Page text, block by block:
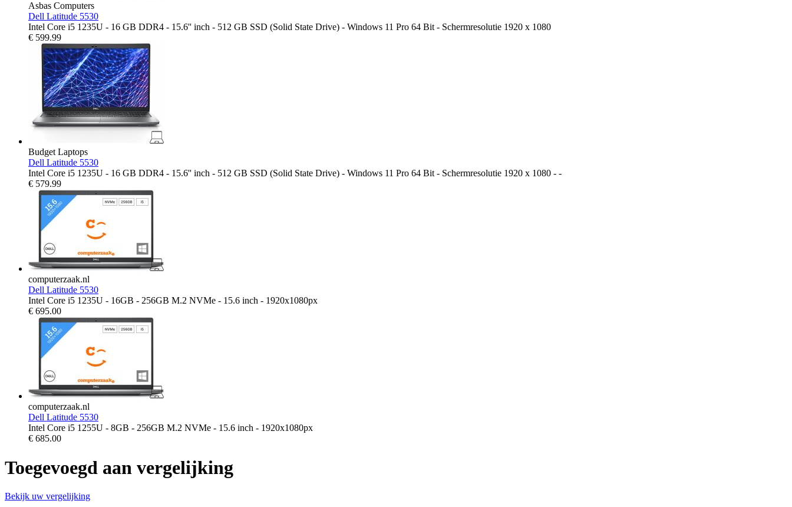
Asbas Computers
Dell Latitude 5530
Intel Core i5 1235U - 16 GB DDR4 - 15.6'' inch - 512 GB SSD (Solid State Drive) - Windows 11 Pro 64 Bit - Schermresolutie 1920 x 1080
€ 599.99
Budget Laptops
Dell Latitude 5530
Intel Core i5 1235U - 16 GB DDR4 - 15.6'' inch - 512 GB SSD (Solid State Drive) - Windows 11 Pro 64 Bit - Schermresolutie 1920 x 1080 - -
€ 579.99
computerzaak.nl
Dell Latitude 5530
Intel Core i5 1235U - 16GB - 256GB M.2 NVMe - 15.6 inch - 1920x1080px
€ 695.00
computerzaak.nl
Dell Latitude 5530
Intel Core i5 1255U - 8GB - 256GB M.2 NVMe - 15.6 inch - 1920x1080px
€ 685.00
Toegevoegd aan vergelijking
Bekijk uw vergelijking